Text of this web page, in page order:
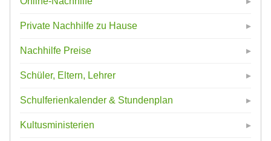
Private Nachhilfe zu Hause
Nachhilfe Preise
Schüler, Eltern, Lehrer
Schulferienkalender & Stundenplan
Kultusministerien